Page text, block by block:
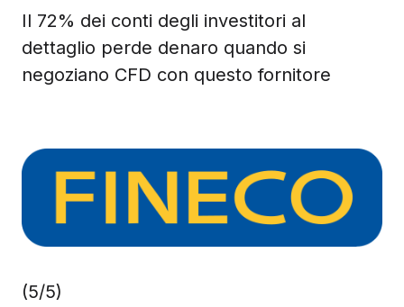
Il 72% dei conti degli investitori al
dettaglio perde denaro quando si
negoziano CFD con questo fornitore
(5/5)